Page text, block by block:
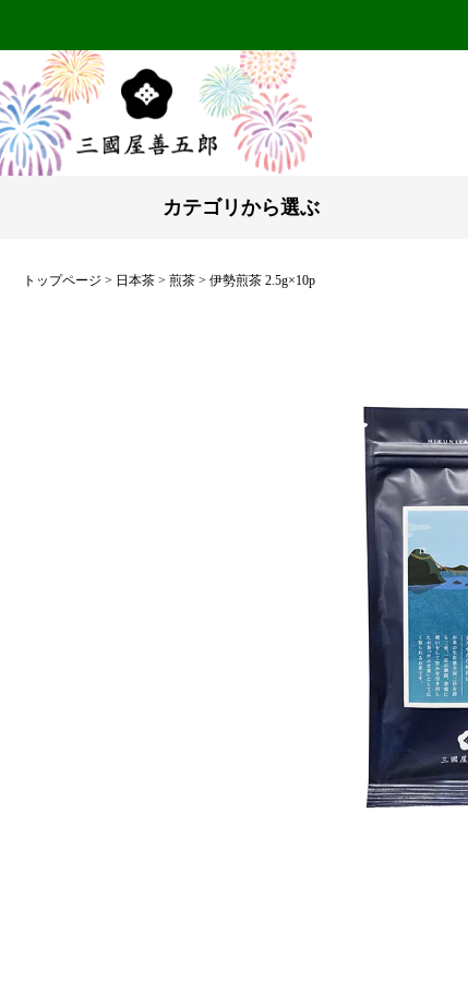
カテゴリから選ぶ
トップページ 日本茶 煎茶 伊勢煎茶 2.5g×10p